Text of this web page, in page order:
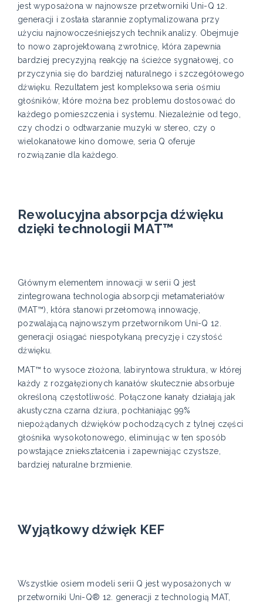
jest wyposażona w najnowsze przetworniki Uni-Q 12.
generacji i została starannie zoptymalizowana przy
użyciu najnowocześniejszych technik analizy. Obejmuje
to nowo zaprojektowaną zwrotnicę, która zapewnia
bardziej precyzyjną reakcję na ścieżce sygnałowej, co
przyczynia się do bardziej naturalnego i szczegółowego
dźwięku. Rezultatem jest kompleksowa seria ośmiu
głośników, które można bez problemu dostosować do
każdego pomieszczenia i systemu. Niezależnie od tego,
czy chodzi o odtwarzanie muzyki w stereo, czy o
wielokanałowe kino domowe, seria Q oferuje
rozwiązanie dla każdego.
Rewolucyjna absorpcja dźwięku
dzięki technologii MAT™
Głównym elementem innowacji w serii Q jest
zintegrowana technologia absorpcji metamateriałów
(MAT™), która stanowi przełomową innowację,
pozwalającą najnowszym przetwornikom Uni-Q 12.
generacji osiągać niespotykaną precyzję i czystość
dźwięku.
MAT™ to wysoce złożona, labiryntowa struktura, w której
każdy z rozgałęzionych kanałów skutecznie absorbuje
określoną częstotliwość. Połączone kanały działają jak
akustyczna czarna dziura, pochłaniając 99%
niepożądanych dźwięków pochodzących z tylnej części
głośnika wysokotonowego, eliminując w ten sposób
powstające zniekształcenia i zapewniając czystsze,
bardziej naturalne brzmienie.
Wyjątkowy dźwięk KEF
Wszystkie osiem modeli serii Q jest wyposażonych w
przetworniki Uni-Q® 12. generacji z technologią MAT,